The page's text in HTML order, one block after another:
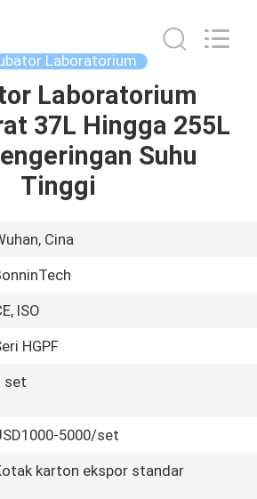
Laboratorium
Laboratorium
37L Hingga 255L
Suhu
Tinggi
Cina
ISO
HGPF
set
5000/set
karton ekspor standar